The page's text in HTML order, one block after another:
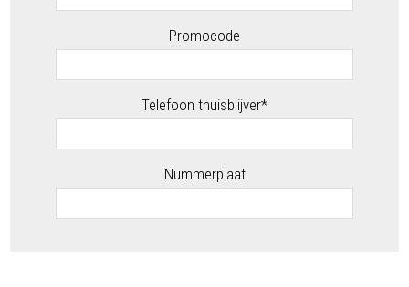
Promocode
Telefoon thuisblijver*
Nummerplaat